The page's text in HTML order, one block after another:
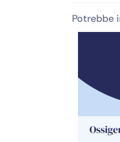
Potrebbe